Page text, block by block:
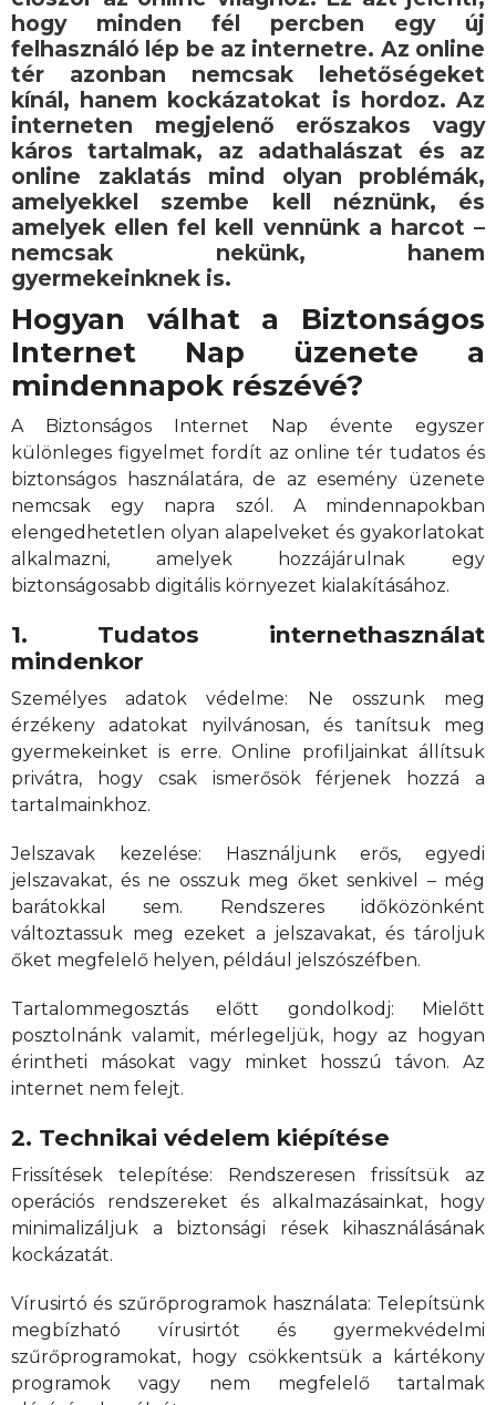
hogy minden fél percben egy új
felhasználó lép be az internetre. Az online
tér azonban nemcsak lehetőségeket
kínál, hanem kockázatokat is hordoz. Az
interneten megjelenő erőszakos vagy
káros tartalmak, az adathalászat és az
online zaklatás mind olyan problémák,
amelyekkel szembe kell néznünk, és
amelyek ellen fel kell vennünk a harcot –
nemcsak nekünk, hanem
gyermekeinknek is.
Hogyan válhat a Biztonságos
Internet Nap üzenete a
mindennapok részévé?
A Biztonságos Internet Nap évente egyszer
különleges figyelmet fordít az online tér tudatos és
biztonságos használatára, de az esemény üzenete
nemcsak egy napra szól. A mindennapokban
elengedhetetlen olyan alapelveket és gyakorlatokat
alkalmazni, amelyek hozzájárulnak egy
biztonságosabb digitális környezet kialakításához.
1. Tudatos internethasználat
mindenkor
Személyes adatok védelme: Ne osszunk meg
érzékeny adatokat nyilvánosan, és tanítsuk meg
gyermekeinket is erre. Online profiljainkat állítsuk
privátra, hogy csak ismerősök férjenek hozzá a
tartalmainkhoz.
Jelszavak kezelése: Használjunk erős, egyedi
jelszavakat, és ne osszuk meg őket senkivel – még
barátokkal sem. Rendszeres időközönként
változtassuk meg ezeket a jelszavakat, és tároljuk
őket megfelelő helyen, például jelszószéfben.
Tartalommegosztás előtt gondolkodj: Mielőtt
posztolnánk valamit, mérlegeljük, hogy az hogyan
érintheti másokat vagy minket hosszú távon. Az
internet nem felejt.
2. Technikai védelem kiépítése
Frissítések telepítése: Rendszeresen frissítsük az
operációs rendszereket és alkalmazásainkat, hogy
minimalizáljuk a biztonsági rések kihasználásának
kockázatát.
Vírusirtó és szűrőprogramok használata: Telepítsünk
megbízható vírusirtót és gyermekvédelmi
szűrőprogramokat, hogy csökkentsük a kártékony
programok vagy nem megfelelő tartalmak